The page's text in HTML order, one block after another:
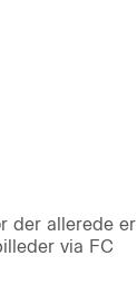
der allerede er
via FC